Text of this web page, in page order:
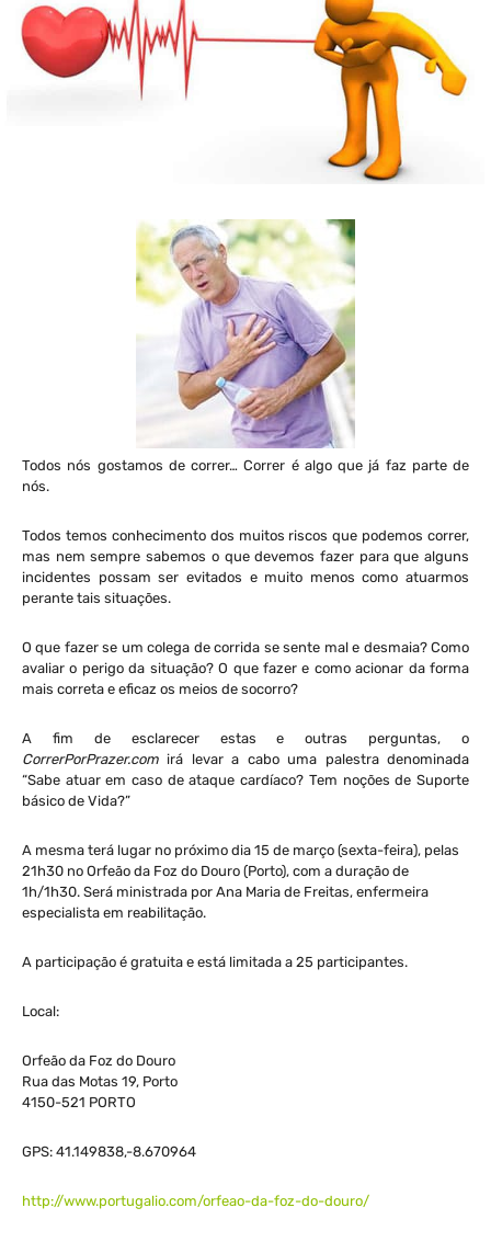
Todos nós gostamos de correr… Correr é algo que já faz parte de
nós.
Todos temos conhecimento dos muitos riscos que podemos correr,
mas nem sempre sabemos o que devemos fazer para que alguns
incidentes possam ser evitados e muito menos como atuarmos
perante tais situações.
O que fazer se um colega de corrida se sente mal e desmaia? Como
avaliar o perigo da situação? O que fazer e como acionar da forma
mais correta e eficaz os meios de socorro?
A fim de esclarecer estas e outras perguntas, o
CorrerPorPrazer.com irá levar a cabo uma palestra denominada
“Sabe atuar em caso de ataque cardíaco? Tem noções de Suporte
básico de Vida?”
A mesma terá lugar no próximo dia 15 de março (sexta-feira), pelas
21h30 no Orfeão da Foz do Douro (Porto), com a duração de
1h/1h30. Será ministrada por Ana Maria de Freitas, enfermeira
especialista em reabilitação.
A participação é gratuita e está limitada a 25 participantes.
Local:
Orfeão da Foz do Douro
Rua das Motas 19, Porto
4150-521 PORTO
GPS: 41.149838,-8.670964
http://www.portugalio.com/orfeao-da-foz-do-douro/